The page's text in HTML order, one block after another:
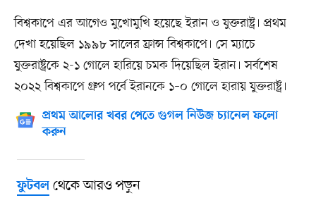
বিশ্বকাপে এর আগেও মুখোমুখি হয়েছে ইরান ও যুক্তরাষ্ট্র। প্রথম
দেখা হয়েছিল ১৯৯৮ সালের ফ্রান্স বিশ্বকাপে। সে ম্যাচে
যুক্তরাষ্ট্রকে ২-১ গোলে হারিয়ে চমক দিয়েছিল ইরান। সর্বশেষ
২০২২ বিশ্বকাপে গ্রুপ পর্বে ইরানকে ১–০ গোলে হারায় যুক্তরাষ্ট্র।
প্রথম আলোর খবর পেতে গুগল নিউজ চ্যানেল ফলো
করুন
ফুটবলথেকে আরও পড়ুন